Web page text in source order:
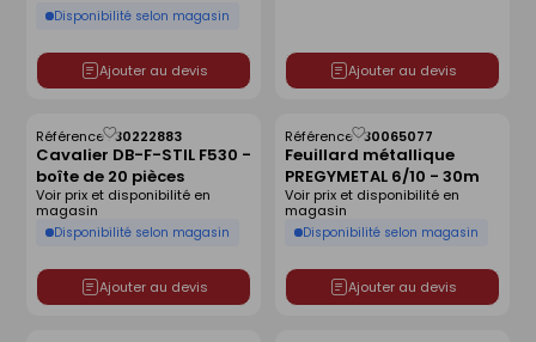
Disponibilité selon magasin
Ajouter au devis Ajouter au devis
Cavalier DB-F-STIL F530 -
boîte de 20 pièces
Référence :30222883
Disponibilité selon magasin
Voir prix et disponibilité en
magasin
Ajouter au devis
Enregistrer
comme
liste
Feuillard métallique
PREGYMETAL 6/10 - 30m
Référence :30065077
Disponibilité selon magasin
Voir prix et disponibilité en
magasin
Ajouter au devis
Enregistrer
comme
liste